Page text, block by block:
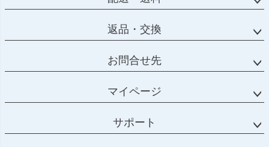
返品・交換
お問合せ先
マイページ
サポート